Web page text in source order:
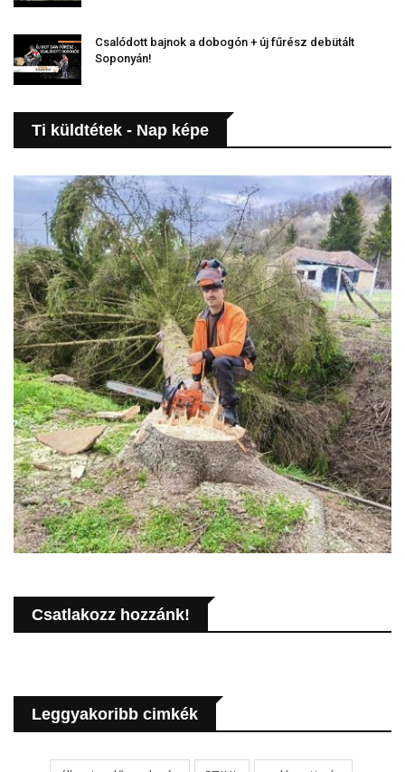
Csalódott bajnok a dobogón + új fűrész debütált
Soponyán!
Ti küldtétek - Nap képe
Csatlakozz hozzánk!
Leggyakoribb cimkék